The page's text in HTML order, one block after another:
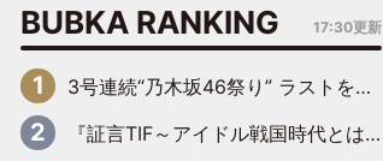
BUBKA RANKING 17:30更新
3号連続“乃木坂46祭り” ラストを飾るのは賀喜遥香…5年ぶりの登場に「5年分大人になった私を見ていただけたら」
『証言TIF～アイドル戦国時代とはなんだったのか～』第6回：でんぱ組.inc・古川未鈴×相沢梨紗「『ハロプロやりたかったな』って言ったら、夢眠ねむさんに『てめえはでんぱ組．incなんだよ！』って肩パンされて(笑)」